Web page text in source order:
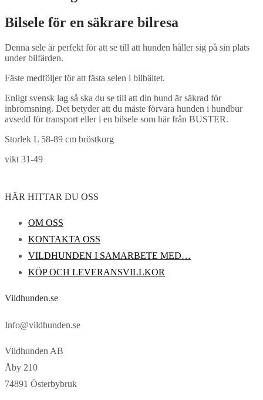
Bilsele för en säkrare bilresa
Denna sele är perfekt för att se till att hunden håller sig på sin plats
under bilfärden.
Fäste medföljer för att fästa selen i bilbältet.
Enligt svensk lag så ska du se till att din hund är säkrad för
inbromsning. Det betyder att du måste förvara hunden i hundbur
avsedd för transport eller i en bilsele som här från BUSTER.
Storlek L 58-89 cm bröstkorg
vikt 31-49
HÄR HITTAR DU OSS
OM OSS
KONTAKTA OSS
VILDHUNDEN I SAMARBETE MED…
KÖP OCH LEVERANSVILLKOR
Vildhunden.se
Info@vildhunden.se
Vildhunden AB
Åby 210
74891 Österbybruk